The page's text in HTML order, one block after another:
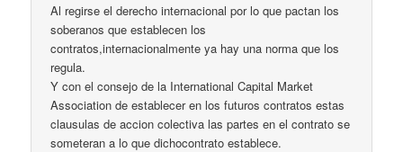
Al regirse el derecho internacional por lo que pactan los
soberanos que establecen los
contratos,internacionalmente ya hay una norma que los
regula.
Y con el consejo de la International Capital Market
Association de establecer en los futuros contratos estas
clausulas de accion colectiva las partes en el contrato se
someteran a lo que dichocontrato establece.